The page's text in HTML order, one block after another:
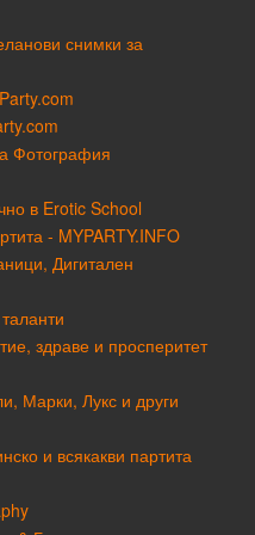
снимки за
Фотография
в Erotic School
- MYPARTY.INFO
Дигитален
здраве и просперитет
Марки, Лукс и други
и всякакви партита